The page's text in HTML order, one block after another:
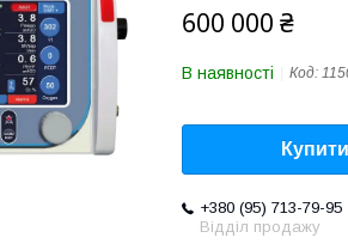
600 000 ₴
В наявності Код:
Купити
+380 (95) 713-79-95
Відділ продажу